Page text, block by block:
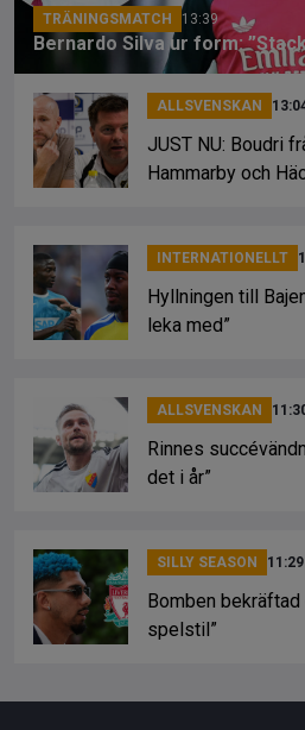
TRÄNINGSMATCH 13:39
Bernardo Silva ur form:
ALLSVENSKAN
JUST NU: Boudri
Hammarby och
INTERNATIONELLT
Hyllningen till
leka med”
ALLSVENSKAN
Rinnes
det i år”
SILLY SEASON 11:29
Bomben bekräftad
spelstil”